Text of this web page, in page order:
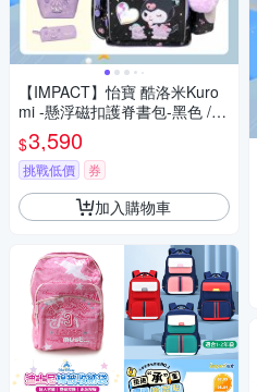
【IMPACT】怡寶 酷洛米Kuro
mi -懸浮磁扣護脊書包-黑色 /個
IMKU7061BK
$3,590
挑戰低價 券
加入購物車